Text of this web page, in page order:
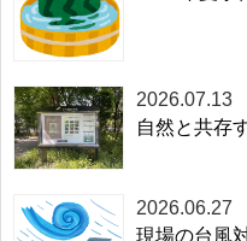
2026.07.13
自然と共存
2026.06.27
現場の台風